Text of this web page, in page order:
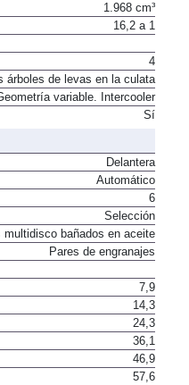
1.968 cm³
16,2 a 1
4
árboles de levas en la culata
variable. Intercooler
Sí
Delantera
Automático
6
Selección
multidisco bañados en aceite
Pares de engranajes
7,9
14,3
24,3
36,1
46,9
57,6